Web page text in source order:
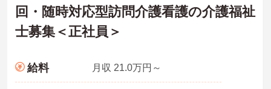
回・随時対応型訪問介護看護の介護福祉
士募集＜正社員＞
給料 月収 21.0万円～